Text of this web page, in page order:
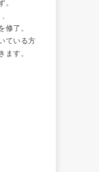
。
修了。
ている方
ます。